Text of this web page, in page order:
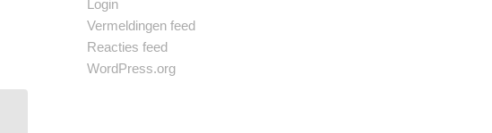
Login
Vermeldingen feed
Reacties feed
WordPress.org